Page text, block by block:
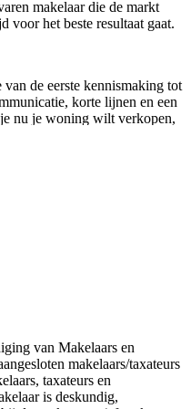
makelaar die de markt
voor het beste resultaat gaat.
de eerste kennismaking tot
korte lijnen en een
nu je woning wilt verkopen,
een uitstekende
weten we wat er nodig is om
resultaat te behalen.
61 staan we dichtbij onze
regio. Centraal
betrokken.
van Makelaars en
makelaars/taxateurs
taxateurs en
is deskundig,